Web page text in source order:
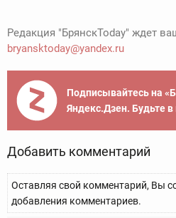
Редакция "БрянскToday" ждет
bryansktoday@yandex.ru
Подписывайтесь на
Яндекс.Дзен. Будьте
Добавить комментарий
Оставляя свой комментарий, Вы
добавления комментариев.